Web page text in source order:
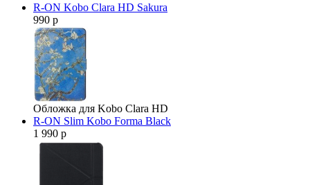
R-ON Kobo Clara HD Sakura
990 р
Обложка для Kobo Clara HD
R-ON Slim Kobo Forma Black
1 990 р